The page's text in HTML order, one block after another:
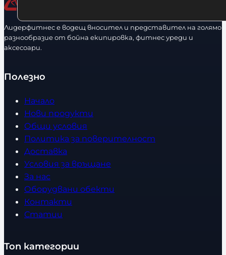
Лидерфитнес е водещ вносител и представител на голямо
разнообразие от бойна екипировка, фитнес уреди и
аксесоари.
Полезно
Начало
Нови продукти
Общи условия
Политика за поверителност
Доставка
Условия за връщане
За нас
Оборудвани обекти
Контакти
Статии
Топ категории